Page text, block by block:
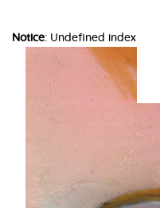
Notice: Undefined index: